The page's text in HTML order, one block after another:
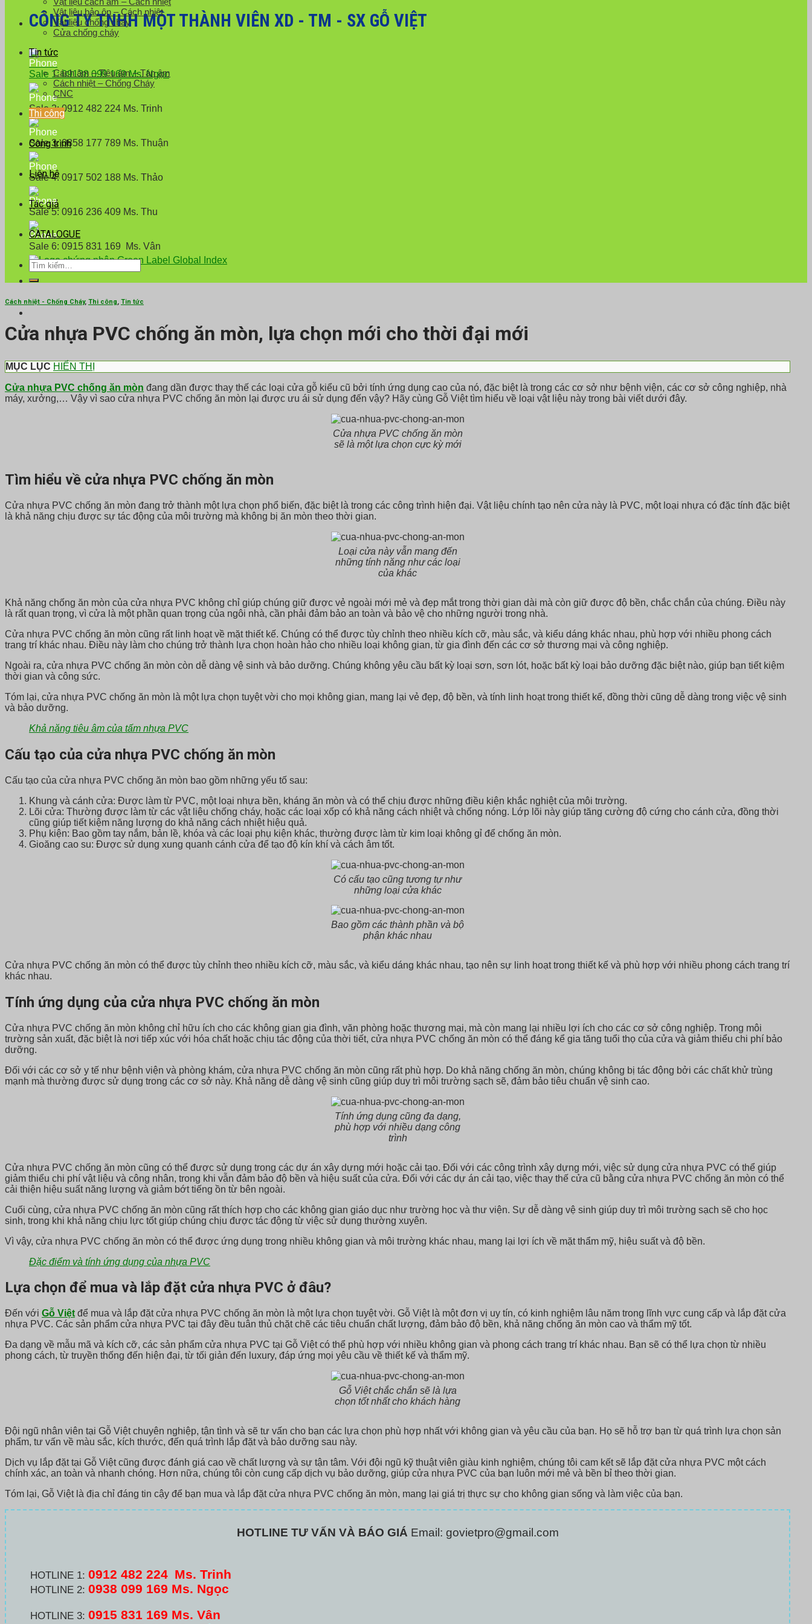
CÔNG TY TNHH MỘT THÀNH VIÊN XD - TM - SX GỖ VIỆT
Sale 1: 09138 099 169 Ms. Ngọc
Sale 2: 0912 482 224 Ms. Trinh
Sale 3: 0858 177 789 Ms. Thuận
Sale 4: 0917 502 188 Ms. Thảo
Sale 5: 0916 236 409 Ms. Thu
Sale 6: 0915 831 169 Ms. Vân
Vật liệu bảo ôn – Cách nhiệt
Vật liệu chống cháy
Cửa chống cháy
Tin tức
Cách âm – Tiêu âm – Tán âm
Cách nhiệt – Chống Cháy
CNC
Thi công
Công trình
Liên hệ
Tác giả
CATALOGUE
Tìm
kiếm:
Cách nhiệt - Chống Cháy, Thi công, Tin tức
Cửa nhựa PVC chống ăn mòn, lựa chọn mới cho thời đại mới
MỤC LỤC HIỂN THỊ
Cửa nhựa PVC chống ăn mòn đang dần được thay thế các loại cửa gỗ kiểu cũ bởi tính ứng dụng cao của nó, đặc biệt là trong các cơ sở như bệnh viện, các cơ sở công nghiệp, nhà
máy, xưởng,… Vậy vì sao cửa nhựa PVC chống ăn mòn lại được ưu ái sử dụng đến vậy? Hãy cùng Gỗ Việt tìm hiểu về loại vật liệu này trong bài viết dưới đây.
Cửa nhựa PVC chống ăn mòn
sẽ là một lựa chọn cực kỳ mới
Tìm hiểu về cửa nhựa PVC chống ăn mòn
Cửa nhựa PVC chống ăn mòn đang trở thành một lựa chọn phổ biến, đặc biệt là trong các công trình hiện đại. Vật liệu chính tạo nên cửa này là PVC, một loại nhựa có đặc tính đặc biệt
là khả năng chịu được sự tác động của môi trường mà không bị ăn mòn theo thời gian.
Loại cửa này vẫn mang đến
những tính năng như các loại
của khác
Khả năng chống ăn mòn của cửa nhựa PVC không chỉ giúp chúng giữ được vẻ ngoài mới mẻ và đẹp mắt trong thời gian dài mà còn giữ được độ bền, chắc chắn của chúng. Điều này
là rất quan trọng, vì cửa là một phần quan trọng của ngôi nhà, cần phải đảm bảo an toàn và bảo vệ cho những người trong nhà.
Cửa nhựa PVC chống ăn mòn cũng rất linh hoạt về mặt thiết kế. Chúng có thể được tùy chỉnh theo nhiều kích cỡ, màu sắc, và kiểu dáng khác nhau, phù hợp với nhiều phong cách
trang trí khác nhau. Điều này làm cho chúng trở thành lựa chọn hoàn hảo cho nhiều loại không gian, từ gia đình đến các cơ sở thương mại và công nghiệp.
Ngoài ra, cửa nhựa PVC chống ăn mòn còn dễ dàng vệ sinh và bảo dưỡng. Chúng không yêu cầu bất kỳ loại sơn, sơn lót, hoặc bất kỳ loại bảo dưỡng đặc biệt nào, giúp bạn tiết kiệm
thời gian và công sức.
Tóm lại, cửa nhựa PVC chống ăn mòn là một lựa chọn tuyệt vời cho mọi không gian, mang lại vẻ đẹp, độ bền, và tính linh hoạt trong thiết kế, đồng thời cũng dễ dàng trong việc vệ sinh
và bảo dưỡng.
Khả năng tiêu âm của tấm nhựa PVC
Cấu tạo của cửa nhựa PVC chống ăn mòn
Cấu tạo của cửa nhựa PVC chống ăn mòn bao gồm những yếu tố sau:
Khung và cánh cửa: Được làm từ PVC, một loại nhựa bền, kháng ăn mòn và có thể chịu được những điều kiện khắc nghiệt của môi trường.
Lõi cửa: Thường được làm từ các vật liệu chống cháy, hoặc các loại xốp có khả năng cách nhiệt và chống nóng. Lớp lõi này giúp tăng cường độ cứng cho cánh cửa, đồng thời
cũng giúp tiết kiệm năng lượng do khả năng cách nhiệt hiệu quả.
Phụ kiện: Bao gồm tay nắm, bản lề, khóa và các loại phụ kiện khác, thường được làm từ kim loại không gỉ để chống ăn mòn.
Gioăng cao su: Được sử dụng xung quanh cánh cửa để tạo độ kín khí và cách âm tốt.
Có cấu tạo cũng tương tự như
những loại cửa khác
Bao gồm các thành phần và bộ
phận khác nhau
Cửa nhựa PVC chống ăn mòn có thể được tùy chỉnh theo nhiều kích cỡ, màu sắc, và kiểu dáng khác nhau, tạo nên sự linh hoạt trong thiết kế và phù hợp với nhiều phong cách trang trí
khác nhau.
Tính ứng dụng của cửa nhựa PVC chống ăn mòn
Cửa nhựa PVC chống ăn mòn không chỉ hữu ích cho các không gian gia đình, văn phòng hoặc thương mại, mà còn mang lại nhiều lợi ích cho các cơ sở công nghiệp. Trong môi
trường sản xuất, đặc biệt là nơi tiếp xúc với hóa chất hoặc chịu tác động của thời tiết, cửa nhựa PVC chống ăn mòn có thể đáng kể gia tăng tuổi thọ của cửa và giảm thiểu chi phí bảo
dưỡng.
Đối với các cơ sở y tế như bệnh viện và phòng khám, cửa nhựa PVC chống ăn mòn cũng rất phù hợp. Do khả năng chống ăn mòn, chúng không bị tác động bởi các chất khử trùng
mạnh mà thường được sử dụng trong các cơ sở này. Khả năng dễ dàng vệ sinh cũng giúp duy trì môi trường sạch sẽ, đảm bảo tiêu chuẩn vệ sinh cao.
Tính ứng dụng cũng đa dạng,
phù hợp với nhiều dạng công
trình
Cửa nhựa PVC chống ăn mòn cũng có thể được sử dụng trong các dự án xây dựng mới hoặc cải tạo. Đối với các công trình xây dựng mới, việc sử dụng cửa nhựa PVC có thể giúp
giảm thiểu chi phí vật liệu và công nhân, trong khi vẫn đảm bảo độ bền và hiệu suất của cửa. Đối với các dự án cải tạo, việc thay thế cửa cũ bằng cửa nhựa PVC chống ăn mòn có thể
cải thiện hiệu suất năng lượng và giảm bớt tiếng ồn từ bên ngoài.
Cuối cùng, cửa nhựa PVC chống ăn mòn cũng rất thích hợp cho các không gian giáo dục như trường học và thư viện. Sự dễ dàng vệ sinh giúp duy trì môi trường sạch sẽ cho học
sinh, trong khi khả năng chịu lực tốt giúp chúng chịu được tác động từ việc sử dụng thường xuyên.
Vì vậy, cửa nhựa PVC chống ăn mòn có thể được ứng dụng trong nhiều không gian và môi trường khác nhau, mang lại lợi ích về mặt thẩm mỹ, hiệu suất và độ bền.
Đặc điểm và tính ứng dụng của nhựa PVC
Lựa chọn để mua và lắp đặt cửa nhựa PVC ở đâu?
Đến với Gỗ Việt để mua và lắp đặt cửa nhựa PVC chống ăn mòn là một lựa chọn tuyệt vời. Gỗ Việt là một đơn vị uy tín, có kinh nghiệm lâu năm trong lĩnh vực cung cấp và lắp đặt cửa
nhựa PVC. Các sản phẩm cửa nhựa PVC tại đây đều tuân thủ chặt chẽ các tiêu chuẩn chất lượng, đảm bảo độ bền, khả năng chống ăn mòn cao và thẩm mỹ tốt.
Đa dạng về mẫu mã và kích cỡ, các sản phẩm cửa nhựa PVC tại Gỗ Việt có thể phù hợp với nhiều không gian và phong cách trang trí khác nhau. Bạn sẽ có thể lựa chọn từ nhiều
phong cách, từ truyền thống đến hiện đại, từ tối giản đến luxury, đáp ứng mọi yêu cầu về thiết kế và thẩm mỹ.
Gỗ Việt chắc chắn sẽ là lựa
chọn tốt nhất cho khách hàng
Đội ngũ nhân viên tại Gỗ Việt chuyên nghiệp, tận tình và sẽ tư vấn cho bạn các lựa chọn phù hợp nhất với không gian và yêu cầu của bạn. Họ sẽ hỗ trợ bạn từ quá trình lựa chọn sản
phẩm, tư vấn về màu sắc, kích thước, đến quá trình lắp đặt và bảo dưỡng sau này.
Dịch vụ lắp đặt tại Gỗ Việt cũng được đánh giá cao về chất lượng và sự tận tâm. Với đội ngũ kỹ thuật viên giàu kinh nghiệm, chúng tôi cam kết sẽ lắp đặt cửa nhựa PVC một cách
chính xác, an toàn và nhanh chóng. Hơn nữa, chúng tôi còn cung cấp dịch vụ bảo dưỡng, giúp cửa nhựa PVC của bạn luôn mới mẻ và bền bỉ theo thời gian.
Tóm lại, Gỗ Việt là địa chỉ đáng tin cậy để bạn mua và lắp đặt cửa nhựa PVC chống ăn mòn, mang lại giá trị thực sự cho không gian sống và làm việc của bạn.
HOTLINE TƯ VẤN VÀ BÁO GIÁ Email: govietpro@gmail.com
HOTLINE 1: 0912 482 224 Ms. Trinh
HOTLINE 2: 0938 099 169 Ms. Ngọc
HOTLINE 3: 0915 831 169 Ms. Vân